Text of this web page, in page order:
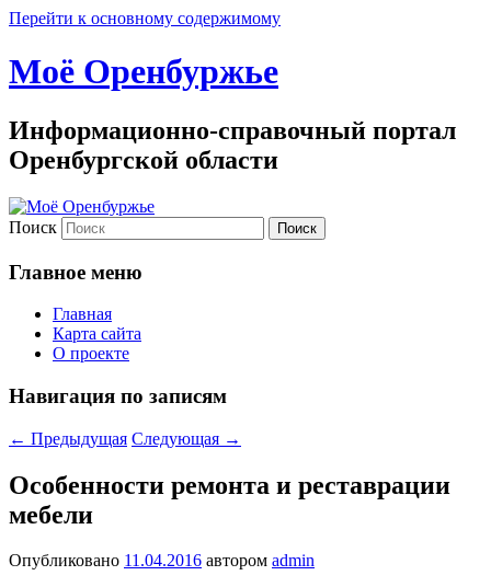
Перейти к основному содержимому
Моё Оренбуржье
Информационно-справочный портал
Оренбургской области
Поиск
Главное меню
Главная
Карта сайта
О проекте
Навигация по записям
← Предыдущая Следующая →
Особенности ремонта и реставрации
мебели
Опубликовано 11.04.2016 автором admin